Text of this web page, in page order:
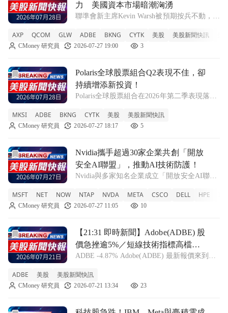
力 美國資本市場暗潮洶湧
聯準會新主席Kevin Warsh被預期按兵不動，壓
大幅調整持股，偏向價值與防禦配置；
American Express股價在業績與估值壓力下劇
AXP QCOM GLW ADBE BKNG CYTK 美股 美股新聞快訊
CMoney 研究員 2026-07-27 19:00 3
前往Polaris全球股票組合Q2表現不佳，卻持續增添新投資！
Polaris全球股票組合Q2表現不佳，卻
持續增添新投資！
Polaris全球股票組合在2026年第二季表現落後
增多項投資。 MKSI -6.28% ADBE +6.91%
BKNG +5.16% CYTK +0.97%
MKSI ADBE BKNG CYTK 美股 美股新聞快訊
CMoney 研究員 2026-07-27 18:17 5
前往Nvidia攜手超過30家企業共創「開放安全AI聯盟」，推
Nvidia攜手超過30家企業共創「開放
安全AI聯盟」，推動AI技術防護！
Nvidia與多家知名企業成立「開放安全AI聯
的安全性，並加速網路安全工具的研發。
MSFT +0.03% NET -0.06% NOW +7.44% NTA
MSFT NET NOW NTAP NVDA META CSCO DELL HPE
CMoney 研究員 2026-07-27 11:05 10
前往【21:31 即時新聞】Adobe(ADBE) 股價急挫逾5%／短
【21:31 即時新聞】Adobe(ADBE) 股
價急挫逾5%／短線技術指標高檔鈍
化引發回調壓力
ADBE -4.87% Adobe(ADBE) 最新報價來到
走勢，短線漲多之後出現比較劇烈的獲利了結
賣壓。技術面顯示，股價先前自 6 月下旬約
ADBE 美股 美股新聞快訊
CMoney 研究員 2026-07-21 13:34 23